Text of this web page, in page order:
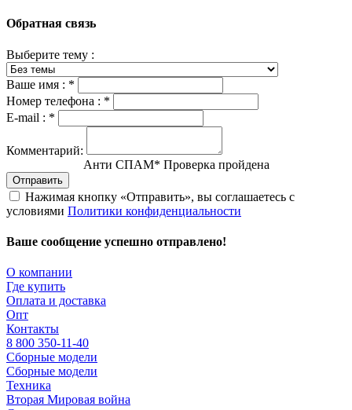
Обратная связь
Выберите тему :
Ваше имя : *
Номер телефона : *
E-mail : *
Комментарий:
Анти СПАМ* Проверка пройдена
Отправить
Нажимая кнопку «Отправить», вы соглашаетесь с
условиями Политики конфиденциальности
Ваше сообщение успешно отправлено!
О компании
Где купить
Оплата и доставка
Опт
Контакты
8 800 350-11-40
Сборные модели
Сборные модели
Техника
Вторая Мировая война